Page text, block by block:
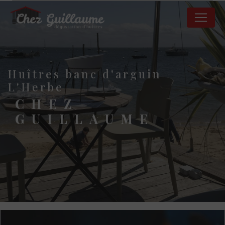
huîtres banc d'arguin
L'Herbe
CHEZ
GUILLAUME
Panneau de gestion des cookies